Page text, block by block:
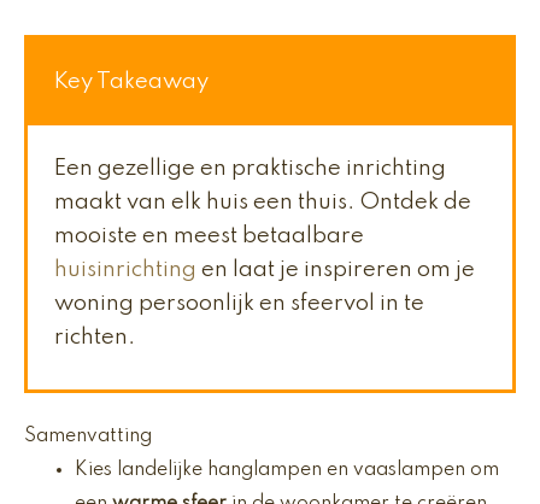
Key Takeaway
Een gezellige en praktische inrichting
maakt van elk huis een thuis. Ontdek de
mooiste en meest betaalbare
huisinrichting en laat je inspireren om je
woning persoonlijk en sfeervol in te
richten.
Samenvatting
Kies landelijke hanglampen en vaaslampen om